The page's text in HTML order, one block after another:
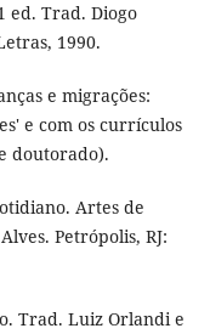
ed. Trad. Diogo
1990.
e migrações:
e com os currículos
doutorado).
Artes de
Petrópolis, RJ:
Trad. Luiz Orlandi e